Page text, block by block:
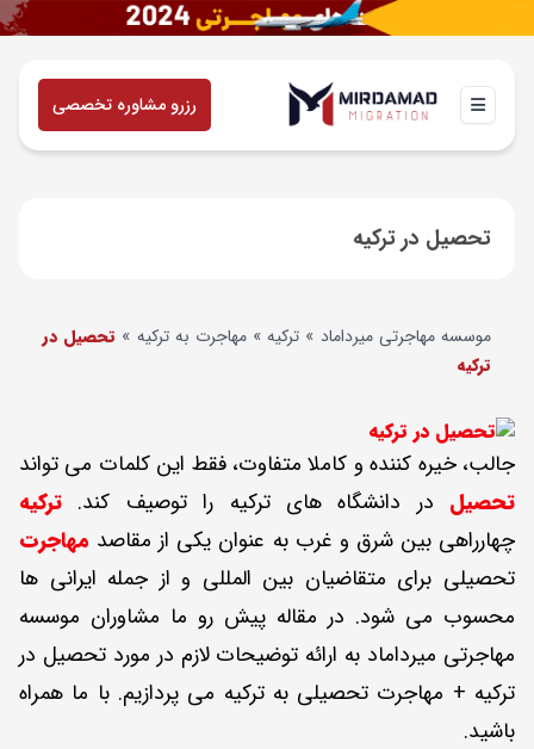
رزرو مشاوره تخصصی
تحصیل در ترکیه
موسسه مهاجرتی میرداماد » ترکیه»مهاجرت به ترکیه » تحصیل در
ترکیه
جالب، خیره کننده و کاملا متفاوت، فقط این کلمات می تواند
تحصیل در دانشگاه های ترکیه را توصیف کند. ترکیه
چهارراهی بین شرق و غرب به عنوان یکی از مقاصد مهاجرت
تحصیلی برای متقاضیان بین المللی و از جمله ایرانی ها
محسوب می شود. در مقاله پیش رو ما مشاوران موسسه
مهاجرتی میرداماد به ارائه توضیحات لازم در مورد تحصیل در
ترکیه + مهاجرت تحصیلی به ترکیه می پردازیم. با ما همراه
باشید.